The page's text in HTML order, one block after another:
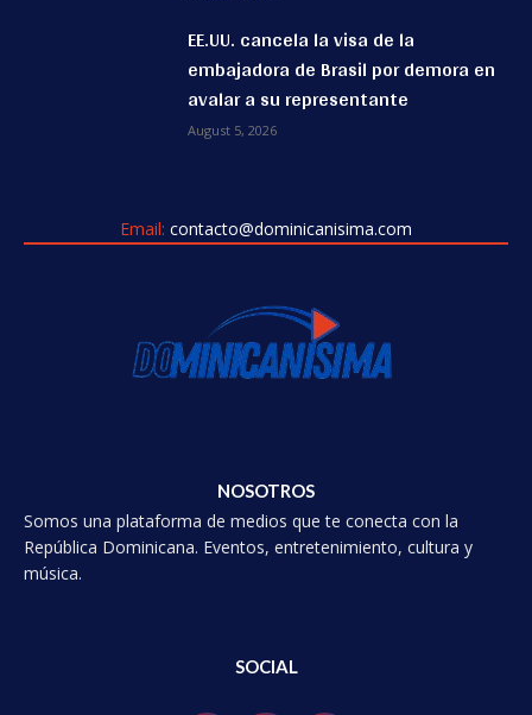
EE.UU. cancela la visa de la
embajadora de Brasil por demora en
avalar a su representante
August 5, 2026
Email: contacto@dominicanisima.com
NOSOTROS
Somos una plataforma de medios que te conecta con la
República Dominicana. Eventos, entretenimiento, cultura y
música.
SOCIAL